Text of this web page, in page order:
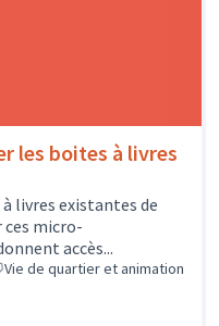
les boites à livres
livres existantes de
micro-
accès...
Vie de quartier et animation